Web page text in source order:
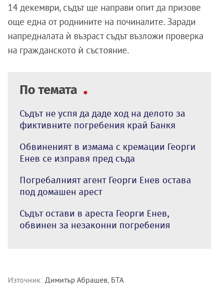
14 декември, съдът ще направи опит да призове
още една от роднините на починалите. Заради
напредналата ѝ възраст съдът възложи проверка
на гражданското ѝ състояние.
По темата
Съдът не успя да даде ход на делото за
фиктивните погребения край Банкя
Обвиненият в измама с кремации Георги
Енев се изправя пред съда
Погребалният агент Георги Енев остава
под домашен арест
Съдът остави в ареста Георги Енев,
обвинен за незаконни погребения
Източник: Димитър Абрашев, БТА